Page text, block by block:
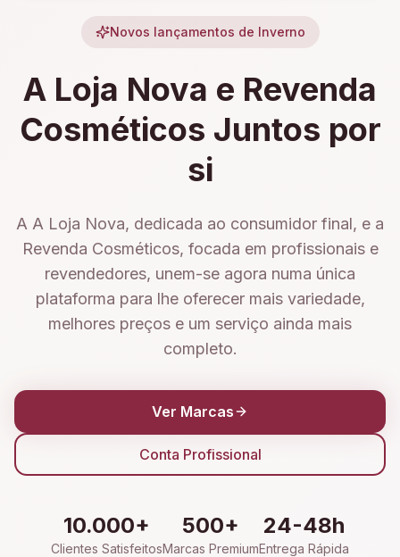
Novos lançamentos de Inverno
A Loja Nova e Revenda
Cosméticos Juntos por
si
A A Loja Nova, dedicada ao consumidor final, e a
Revenda Cosméticos, focada em profissionais e
revendedores, unem-se agora numa única
plataforma para lhe oferecer mais variedade,
melhores preços e um serviço ainda mais
completo.
Ver Marcas
Conta Profissional
10.000+
Clientes Satisfeitos
500+
Marcas Premium
24-48h
Entrega Rápida